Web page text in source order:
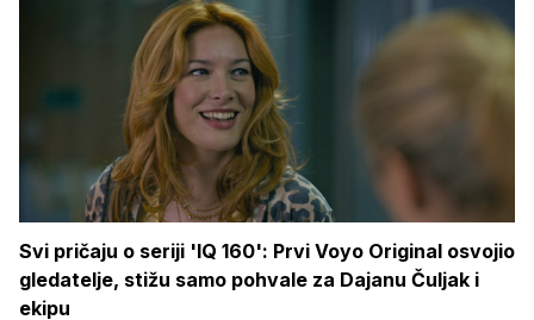
Svi pričaju o seriji 'IQ 160': Prvi Voyo Original osvojio
gledatelje, stižu samo pohvale za Dajanu Čuljak i
ekipu